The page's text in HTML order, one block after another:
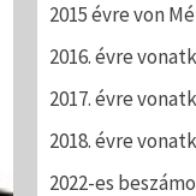
2015 évre von
2016. évre
2017. évre
2018. évre
2022-es